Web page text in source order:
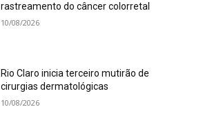
rastreamento do câncer colorretal
10/08/2026
Rio Claro inicia terceiro mutirão de
cirurgias dermatológicas
10/08/2026